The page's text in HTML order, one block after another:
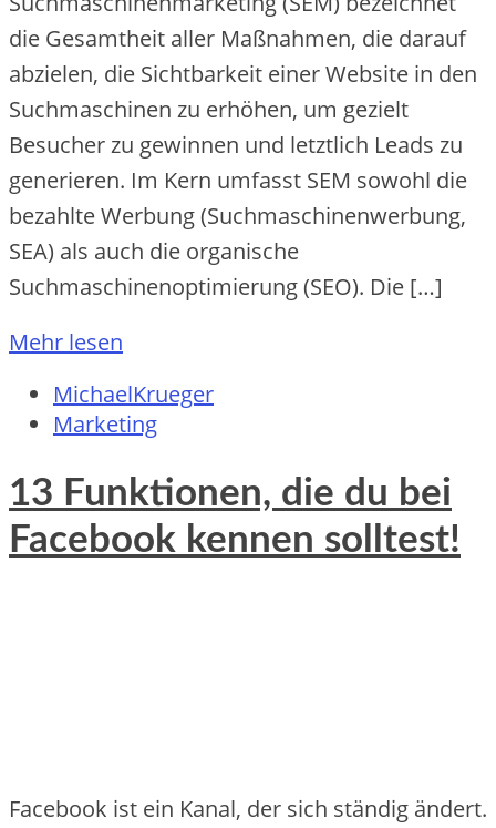
die Gesamtheit aller Maßnahmen, die darauf
abzielen, die Sichtbarkeit einer Website in den
Suchmaschinen zu erhöhen, um gezielt
Besucher zu gewinnen und letztlich Leads zu
generieren. Im Kern umfasst SEM sowohl die
bezahlte Werbung (Suchmaschinenwerbung,
SEA) als auch die organische
Suchmaschinenoptimierung (SEO). Die […]
Mehr lesen
MichaelKrueger
Marketing
13 Funktionen, die du bei
Facebook kennen solltest!
Facebook ist ein Kanal, der sich ständig ändert.